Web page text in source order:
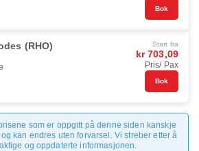
Bok
(RHO) Start fra
kr 703,09
Pris/ Pax
Bok
som er oppgitt på denne siden kanskje
kan endres uten forvarsel. Vi streber etter å
og oppdaterte informasjonen.